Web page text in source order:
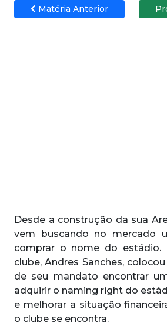
Matéria Anterior
Desde a construção da sua
vem buscando no mercado
comprar o nome do estádio.
clube, Andres Sanches,
de seu mandato encontrar
adquirir o naming right do
e melhorar a situação
o clube se encontra.